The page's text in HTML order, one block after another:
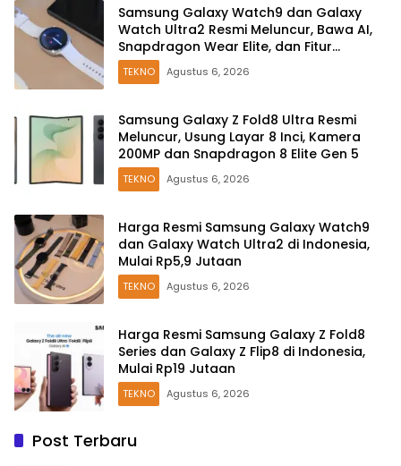
Samsung Galaxy Watch9 dan Galaxy
Watch Ultra2 Resmi Meluncur, Bawa AI,
Snapdragon Wear Elite, dan Fitur
Kesehatan Baru
TEKNO Agustus 6, 2026
Samsung Galaxy Z Fold8 Ultra Resmi
Meluncur, Usung Layar 8 Inci, Kamera
200MP dan Snapdragon 8 Elite Gen 5
TEKNO Agustus 6, 2026
Harga Resmi Samsung Galaxy Watch9
dan Galaxy Watch Ultra2 di Indonesia,
Mulai Rp5,9 Jutaan
TEKNO Agustus 6, 2026
Harga Resmi Samsung Galaxy Z Fold8
Series dan Galaxy Z Flip8 di Indonesia,
Mulai Rp19 Jutaan
TEKNO Agustus 6, 2026
Post Terbaru